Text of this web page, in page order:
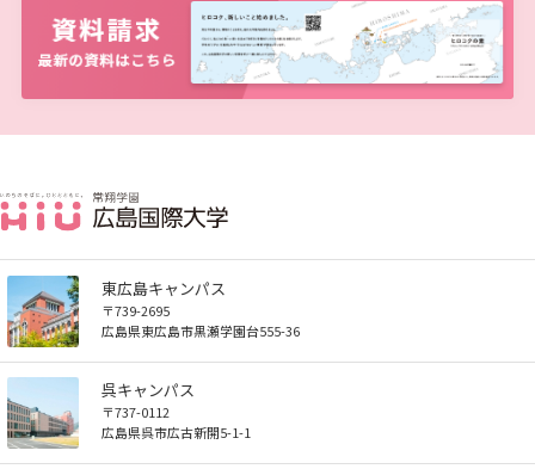
東広島キャンパス
〒739-2695
広島県東広島市黒瀬学園台555-36
呉キャンパス
〒737-0112
広島県呉市広古新開5-1-1